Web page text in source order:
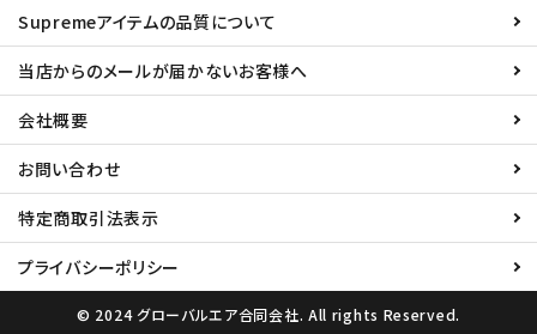
Supremeアイテムの品質について
当店からのメールが届かないお客様へ
会社概要
お問い合わせ
特定商取引法表示
プライバシーポリシー
© 2024 グローバルエア合同会社. All rights Reserved.